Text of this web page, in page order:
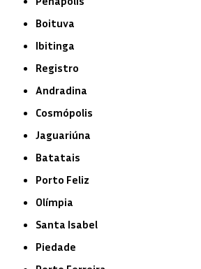
Boituva
Ibitinga
Registro
Andradina
Cosmópolis
Jaguariúna
Batatais
Porto Feliz
Olímpia
Santa Isabel
Piedade